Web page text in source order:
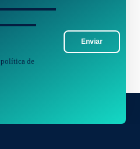
Enviar
política de